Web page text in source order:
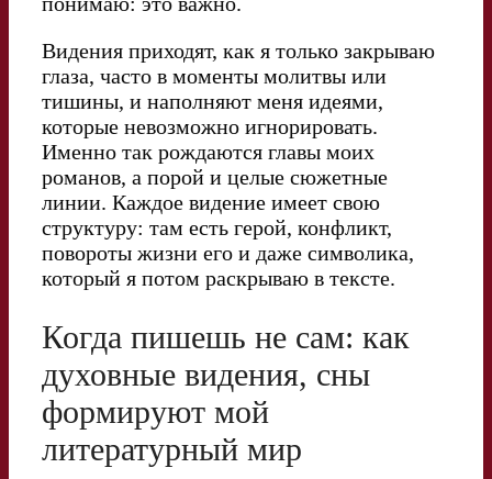
Видения приходят, как я только закрываю
глаза, часто в моменты молитвы или
тишины, и наполняют меня идеями,
которые невозможно игнорировать.
Именно так рождаются главы моих
романов, а порой и целые сюжетные
линии. Каждое видение имеет свою
структуру: там есть герой, конфликт,
повороты жизни его и даже символика,
который я потом раскрываю в тексте.
Когда пишешь не сам: как
духовные видения, сны
формируют мой
литературный мир